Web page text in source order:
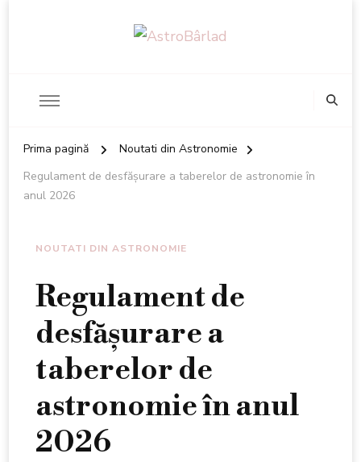
Prima pagină
Noutati din Astronomie
Regulament de desfăşurare a taberelor de astronomie în
anul 2026
NOUTATI DIN ASTRONOMIE
Regulament de
desfăşurare a
taberelor de
astronomie în anul
2026